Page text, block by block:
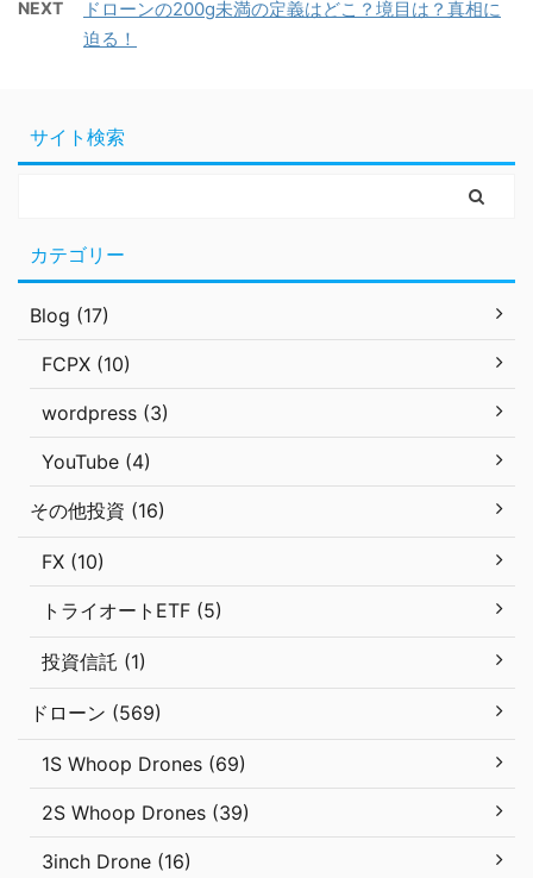
NEXT
ドローンの200g未満の定義はどこ？境目は？真相に
迫る！
サイト検索
カテゴリー
Blog (17)
FCPX (10)
wordpress (3)
YouTube (4)
その他投資 (16)
FX (10)
トライオートETF (5)
投資信託 (1)
ドローン (569)
1S Whoop Drones (69)
2S Whoop Drones (39)
3inch Drone (16)